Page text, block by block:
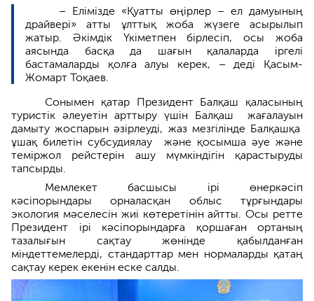
– Елімізде «Қуатты өңірлер – ел дамуының
драйвері» атты ұлттық жоба жүзеге асырылып
жатыр. Әкімдік Үкіметпен бірлесіп, осы жоба
аясында басқа да шағын қалаларда іргелі
бастамаларды қолға алуы керек, – деді Қасым-
Жомарт Тоқаев.
Сонымен қатар Президент Балқаш қаласының
туристік әлеуетін арттыру үшін Балқаш жағалауын
дамыту жоспарын әзірлеуді, жаз мезгілінде Балқашқа
ұшақ билетін субсудиялау және қосымша әуе және
теміржол рейстерін ашу мүмкіндігін қарастыруды
тапсырды.
Мемлекет басшысы ірі өнеркәсіп
кәсіпорындары орналасқан облыс тұрғындары
экология мәселесін жиі көтеретінін айтты. Осы ретте
Президент ірі кәсіпорындарға қоршаған ортаның
тазалығын сақтау жөнінде қабылданған
міндеттемелерді, стандарттар мен нормаларды қатаң
сақтау керек екенін еске салды.